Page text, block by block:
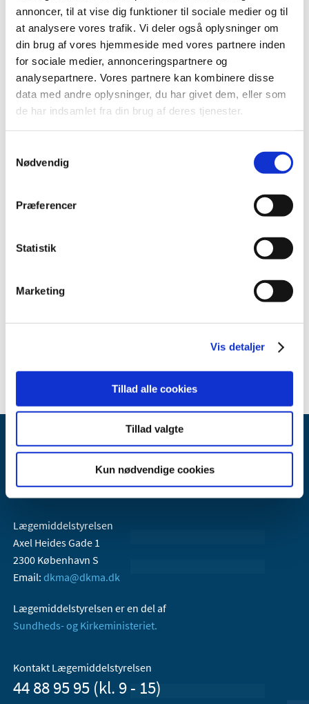
annoncer, til at vise dig funktioner til sociale medier og til
at analysere vores trafik. Vi deler også oplysninger om
din brug af vores hjemmeside med vores partnere inden
for sociale medier, annonceringspartnere og
analysepartnere. Vores partnere kan kombinere disse
data med andre oplysninger, du har givet dem, eller som
de har indsamlet fra din brug af deres tjenester.
Nødvendig
Præferencer
Statistik
Marketing
Vis detaljer
Tillad alle cookies
Tillad valgte
Kun nødvendige cookies
2026 (5)
2025 (8)
2024 (11)
2023 (7)
2022 (2)
2021 (15)
december (2)
august (1)
juni (3)
2020 (32)
2018 (25)
Lægemiddelstyrelsen
Axel Heides Gade 1
2300 København S
Email: dkma@dkma.dk
Lægemiddelstyrelsen er en del af
Sundheds- og Kirkeministeriet.
Kontakt Lægemiddelstyrelsen
44 88 95 95 (kl. 9 - 15)